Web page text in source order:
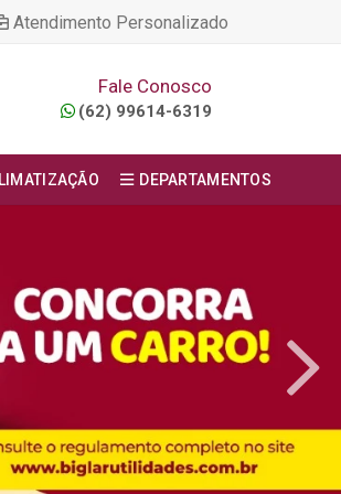
Atendimento Personalizado
Fale Conosco
(62) 99614-6319
DEPARTAMENTOS